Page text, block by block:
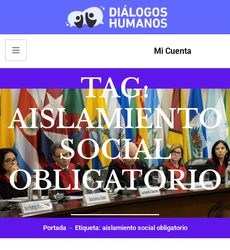
Mi Cuenta
TAG:
AISLAMIENTO
SOCIAL
OBLIGATORIO
Portada Etiqueta: aislamiento social obligatorio